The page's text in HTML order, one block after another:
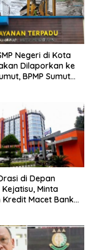
Negeri di Kota
Dilaporkan ke
BPMP Sumut
di Depan
Kejatisu, Minta
Kredit Macet Bank